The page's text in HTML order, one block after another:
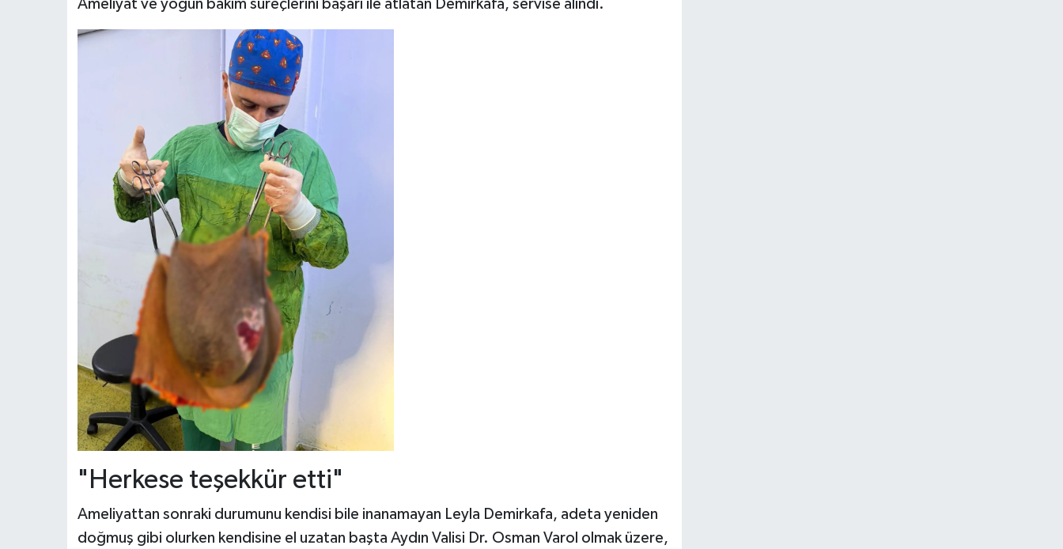
Ameliyat ve yoğun bakım süreçlerini başarı ile atlatan Demirkafa, servise alındı.
"Herkese teşekkür etti"
Ameliyattan sonraki durumunu kendisi bile inanamayan Leyla Demirkafa, adeta yeniden
doğmuş gibi olurken kendisine el uzatan başta Aydın Valisi Dr. Osman Varol olmak üzere,